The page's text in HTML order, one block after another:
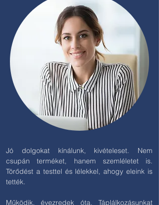
Jó dolgokat kínálunk, kivételeset. Nem
csupán terméket, hanem szemléletet is.
Törődést a testtel és lélekkel, ahogy eleink is
tették.
Működik, évezredek óta. Táplálkozásunkat